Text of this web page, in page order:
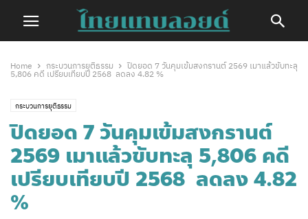
Home กระบวนการยุติธรรม
ปิดยอด 7 วันคุมเข้มสงกรานต์ 2569 เมาแล้วขับทะลุ
5,806 คดี เปรียบเทียบปี 2568 ลดลง 4.82 %
กระบวนการยุติธรรม
ปิดยอด 7 วันคุมเข้มสงกรานต์
2569 เมาแล้วขับทะลุ 5,806 คดี
เปรียบเทียบปี 2568 ลดลง 4.82
%